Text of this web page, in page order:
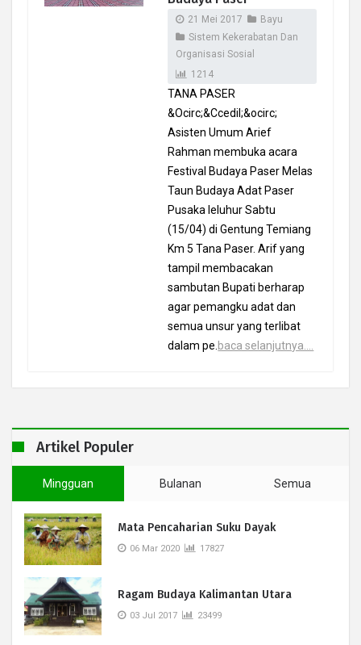
21 Mei 2017
Bayu
Sistem Kekerabatan Dan
Organisasi Sosial
1214
TANA PASER
&Ocirc;&Ccedil;&ocirc;
Asisten Umum Arief
Rahman membuka acara
Festival Budaya Paser Melas
Taun Budaya Adat Paser
Pusaka leluhur Sabtu
(15/04) di Gentung Temiang
Km 5 Tana Paser. Arif yang
tampil membacakan
sambutan Bupati berharap
agar pemangku adat dan
semua unsur yang terlibat
dalam pe. baca selanjutnya....
Artikel Populer
Mingguan Bulanan Semua
Mata Pencaharian Suku Dayak
06 Mar 2020 17827
Ragam Budaya Kalimantan Utara
03 Jul 2017 23499